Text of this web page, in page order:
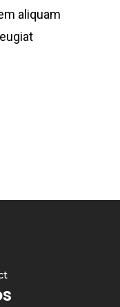
aliquam